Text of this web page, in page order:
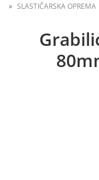
SLASTIČARSKA OPREMA